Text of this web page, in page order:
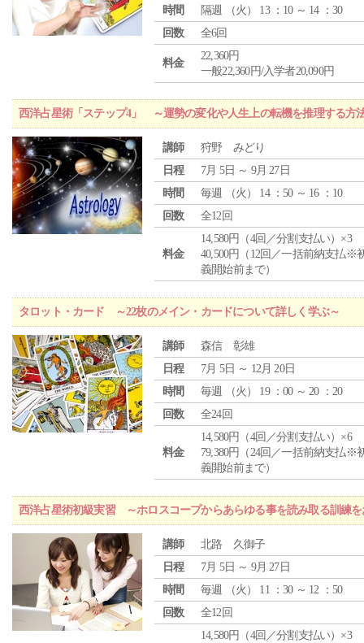
時間
隔週 （火 ） 13 ：10 ～ 14 ：30
回数
全6回
料金
22,360円
一般22,360円/入学者20,090円
西洋占星術「ステップ4」 ～運勢の変化や人生上の転機を推理する方
講師
狩野 みどり
日程
7月 5日 ～ 9月 27日
時間
毎週 （火 ） 14 ：50 ～ 16 ：10
回数
全12回
料金
14,580円（4回／分割支払い）×3
40,500円（12回／一括前納支払※
義開始前まで）
タロット・カード ～22枚のメイン・カードについて詳しく学ぶ～
講師
森信 彰雄
日程
7月 5日 ～ 12月 20日
時間
毎週 （火 ） 19 ：00 ～ 20 ：20
回数
全24回
料金
14,580円（4回／分割支払い）×6
79,380円（24回／一括前納支払※
義開始前まで）
西洋占星術初級実習 ～ホロスコープからあらゆる事を読み取る訓練を
講師
北路 久御子
日程
7月 5日 ～ 9月 27日
時間
毎週 （火 ） 11 ：30 ～ 12 ：50
回数
全12回
14,580円（4回／分割支払い）×3